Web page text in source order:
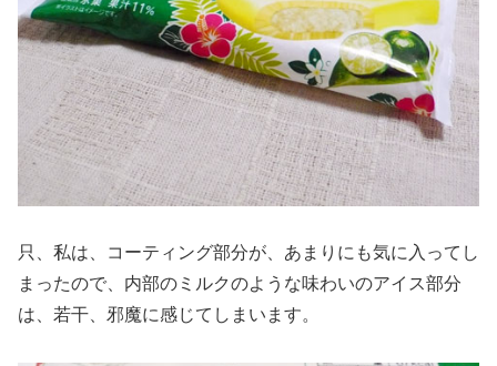
只、私は、コーティング部分が、あまりにも気に入ってし
まったので、内部のミルクのような味わいのアイス部分
は、若干、邪魔に感じてしまいます。